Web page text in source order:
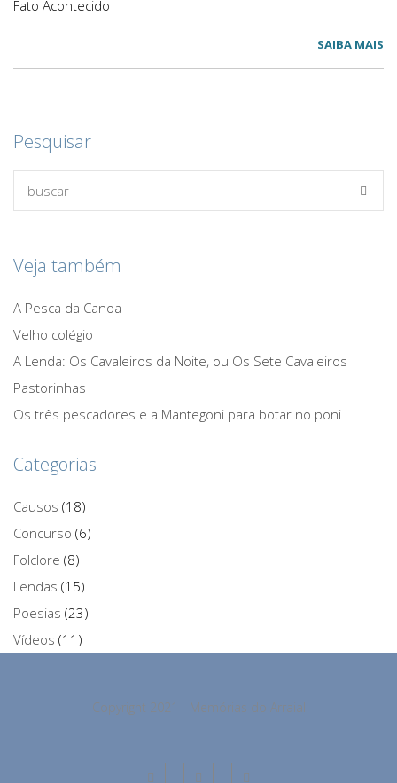
Fato Acontecido
SAIBA MAIS
Pesquisar
Veja também
A Pesca da Canoa
Velho colégio
A Lenda: Os Cavaleiros da Noite, ou Os Sete Cavaleiros
Pastorinhas
Os três pescadores e a Mantegoni para botar no poni
Categorias
Causos (18)
Concurso (6)
Folclore (8)
Lendas (15)
Poesias (23)
Vídeos (11)
Copyright 2021 - Memórias do Arraial